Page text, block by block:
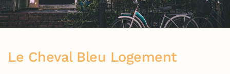
Le Cheval Bleu Logement